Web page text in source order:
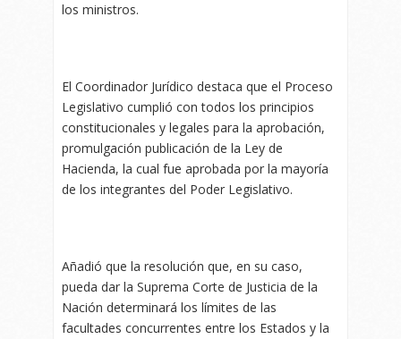
los ministros.
El Coordinador Jurídico destaca que el Proceso
Legislativo cumplió con todos los principios
constitucionales y legales para la aprobación,
promulgación publicación de la Ley de
Hacienda, la cual fue aprobada por la mayoría
de los integrantes del Poder Legislativo.
Añadió que la resolución que, en su caso,
pueda dar la Suprema Corte de Justicia de la
Nación determinará los límites de las
facultades concurrentes entre los Estados y la